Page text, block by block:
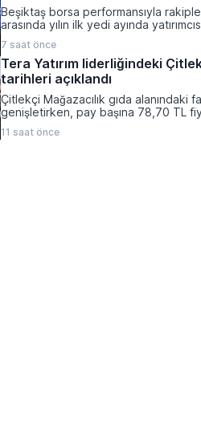
Beşiktaş borsa performansıyla
arasında yılın ilk yedi ayında
temmuz döneminde siyah-
yükseliş kaydetti.
7 saat önce
Tera Yatırım liderliğindeki
tarihleri açıklandı
Çitlekçi Mağazacılık gıda
genişletirken, pay başına 78,70 TL
satışı sonucunda toplamda 2 milyar
11 saat önce